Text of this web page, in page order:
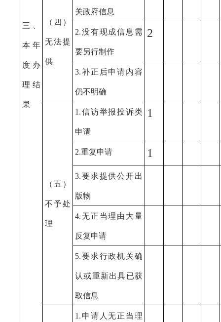
三、
本年
度办
理结
果
（四）
无法提
供
关政府信息
2.没有现成信息需
要另行制作
2
3.补正后申请内容
仍不明确
（五）
不予处
理
1.信访举报投诉类
申请
1
2.重复申请 1
3.要求提供公开出
版物
4.无正当理由大量
反复申请
5.要求行政机关确
认或重新出具已获
取信息
1.申请人无正当理